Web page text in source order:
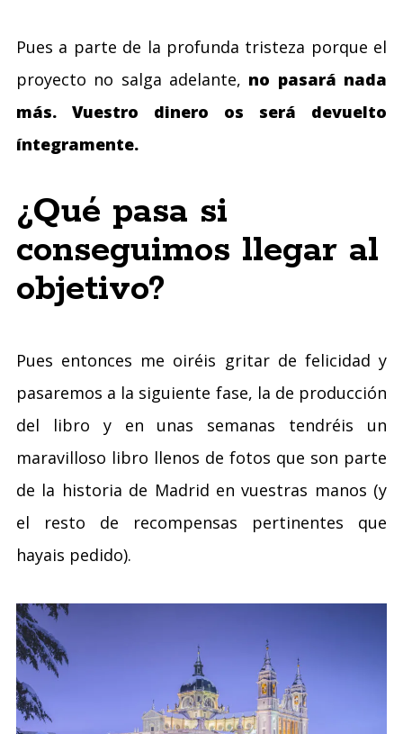
Pues a parte de la profunda tristeza porque el
proyecto no salga adelante, no pasará nada
más. Vuestro dinero os será devuelto
íntegramente.
¿Qué pasa si
conseguimos llegar al
objetivo?
Pues entonces me oiréis gritar de felicidad y
pasaremos a la siguiente fase, la de producción
del libro y en unas semanas tendréis un
maravilloso libro llenos de fotos que son parte
de la historia de Madrid en vuestras manos (y
el resto de recompensas pertinentes que
hayais pedido).